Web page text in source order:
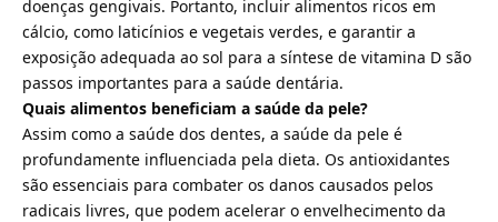
doenças gengivais. Portanto, incluir alimentos ricos em
cálcio, como laticínios e vegetais verdes, e garantir a
exposição adequada ao sol para a síntese de vitamina D são
passos importantes para a saúde dentária.
Quais alimentos beneficiam a saúde da pele?
Assim como a saúde dos dentes, a saúde da pele é
profundamente influenciada pela dieta. Os antioxidantes
são essenciais para combater os danos causados pelos
radicais livres, que podem acelerar o envelhecimento da